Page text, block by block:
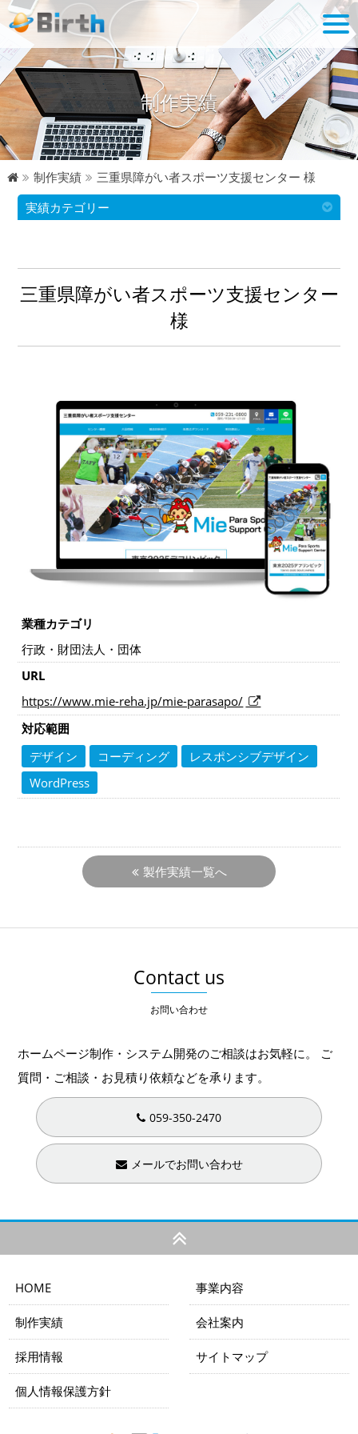
制作実績
制作実績
三重県障がい者スポーツ支援センター 様
実績カテゴリー
三重県障がい者スポーツ支援センター
様
業種カテゴリ
行政・財団法人・団体
URL
https://www.mie-reha.jp/mie-parasapo/
対応範囲
デザイン
コーディング
レスポンシブデザイン
WordPress
製作実績一覧へ
Contact us
お問い合わせ
ホームページ制作・システム開発のご相談はお気軽に。
ご
質問・ご相談・お見積り依頼などを承ります。
059-350-2470
メールでお問い合わせ
HOME 事業内容
制作実績 会社案内
採用情報 サイトマップ
個人情報保護方針